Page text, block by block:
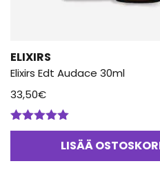
ELIXIRS
Elixirs Edt Audace 30ml
33,50€
Arvostelu
LISÄÄ